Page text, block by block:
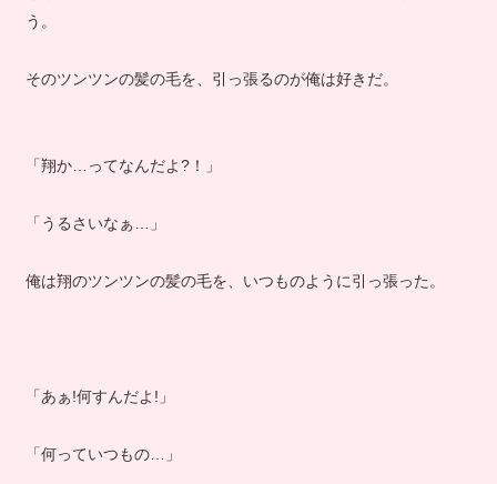
う。
そのツンツンの髪の毛を、引っ張るのが俺は好きだ。
「翔か…ってなんだよ?！」
「うるさいなぁ…」
俺は翔のツンツンの髪の毛を、いつものように引っ張った。
「あぁ!何すんだよ!」
「何っていつもの…」